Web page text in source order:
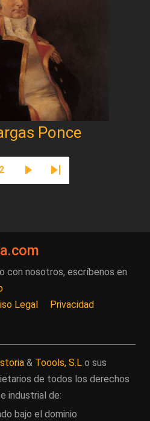
Ponce
actual
Página
2
Siguiente página
Última página
con nosotros, escríbenos en
Legal Privacidad
& Toools, S.L o sus
de todos los derechos
industrial de:
bajo el dominio